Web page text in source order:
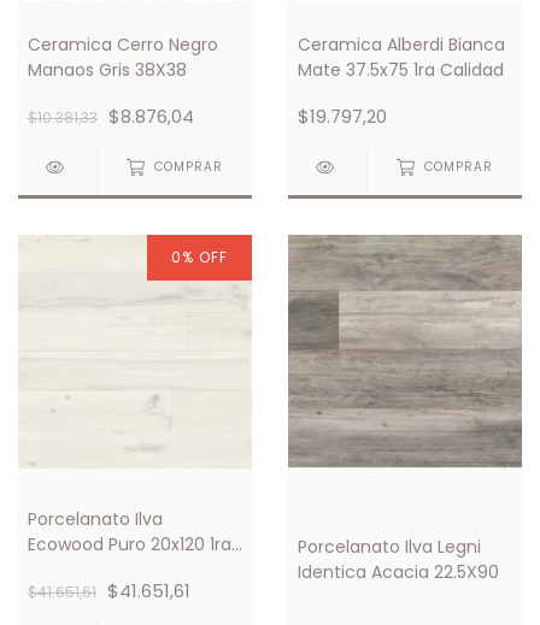
Ceramica Cerro Negro
Manaos Gris 38X38
$10.381,33 $8.876,04
COMPRAR
Ceramica Alberdi Bianca
Mate 37.5x75 1ra Calidad
$19.797,20
COMPRAR
0% OFF
Porcelanato Ilva
Ecowood Puro 20x120 1ra
$41.651,61 $41.651,61
Porcelanato Ilva Legni
Identica Acacia 22.5X90